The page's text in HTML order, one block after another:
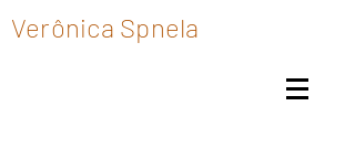
Verônica Spnela